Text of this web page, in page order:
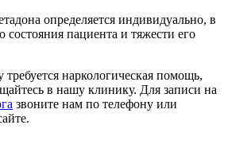
определяется индивидуально, в
состояния пациента и тяжести его
наркологическая помощь,
в нашу клинику. Для записи на
звоните нам по телефону или